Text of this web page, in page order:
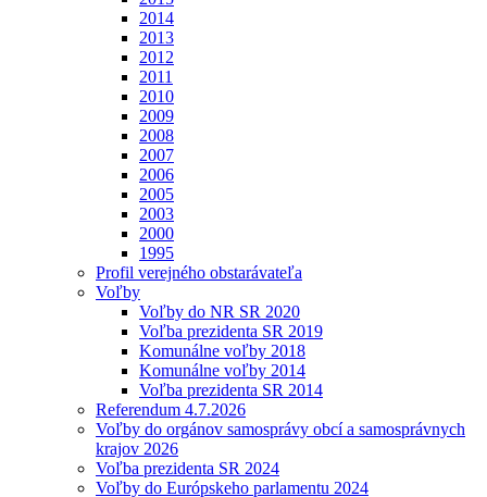
2014
2013
2012
2011
2010
2009
2008
2007
2006
2005
2003
2000
1995
Profil verejného obstarávateľa
Voľby
Voľby do NR SR 2020
Voľba prezidenta SR 2019
Komunálne voľby 2018
Komunálne voľby 2014
Voľba prezidenta SR 2014
Referendum 4.7.2026
Voľby do orgánov samosprávy obcí a samosprávnych
krajov 2026
Voľba prezidenta SR 2024
Voľby do Európskeho parlamentu 2024